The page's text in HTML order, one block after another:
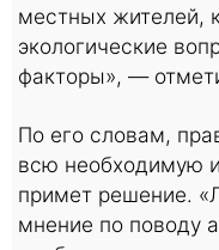
местных жителей,
экологические
факторы», —
По его словам,
всю необходимую
примет решение.
мнение по поводу